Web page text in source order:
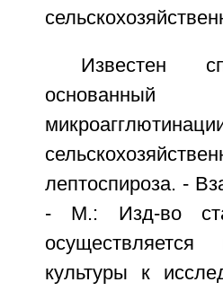
Известен
основанный
лептоспироза. -
- М.: Изд-во
культуры к